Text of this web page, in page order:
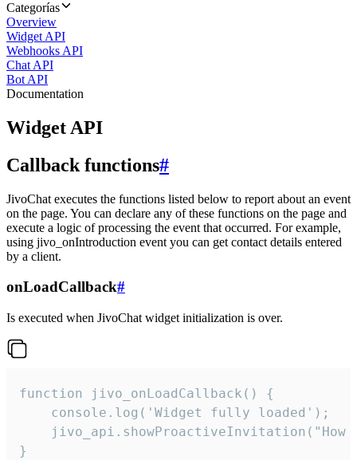
Categorías
Overview
Widget API
Webhooks API
Chat API
Bot API
Documentation
Widget API
Callback functions#
JivoChat executes the functions listed below to report about an event
on the page. You can declare any of these functions on the page and
execute a logic of processing the event that occurred. For example,
using jivo_onIntroduction event you can get contact details entered
by a client.
onLoadCallback#
Is executed when JivoChat widget initialization is over.
function jivo_onLoadCallback() {
    console.log('Widget fully loaded');
jivo_api.showProactiveInvitation("How
}